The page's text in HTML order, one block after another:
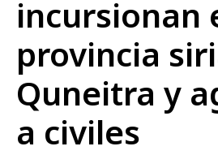
incursionan
provincia
Quneitra y
a civiles